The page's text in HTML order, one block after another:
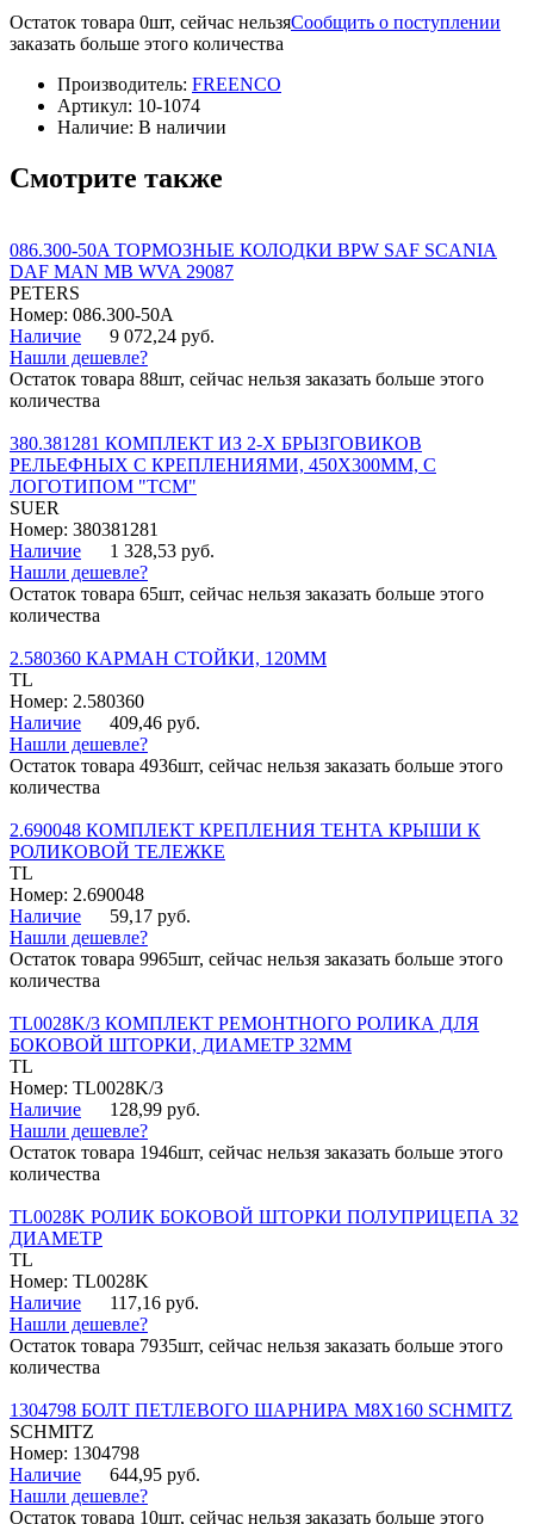
Сообщить о поступлении
Остаток товара 0шт, сейчас нельзя
заказать больше этого количества
Производитель: FREENCO
Артикул: 10-1074
Наличие: В наличии
Смотрите также
086.300-50A ТОРМОЗНЫЕ КОЛОДКИ BPW SAF SCANIA
DAF MAN MB WVA 29087
PETERS
Номер: 086.300-50A
Наличие
9 072,24 руб.
Нашли дешевле?
Остаток товара 88шт, сейчас нельзя заказать больше этого
количества
380.381281 КОМПЛЕКТ ИЗ 2-Х БРЫЗГОВИКОВ
РЕЛЬЕФНЫХ С КРЕПЛЕНИЯМИ, 450Х300ММ, С
ЛОГОТИПОМ "ТСМ"
SUER
Номер: 380381281
Наличие
1 328,53 руб.
Нашли дешевле?
Остаток товара 65шт, сейчас нельзя заказать больше этого
количества
2.580360 КАРМАН СТОЙКИ, 120ММ
TL
Номер: 2.580360
Наличие
409,46 руб.
Нашли дешевле?
Остаток товара 4936шт, сейчас нельзя заказать больше этого
количества
2.690048 КОМПЛЕКТ КРЕПЛЕНИЯ ТЕНТА КРЫШИ К
РОЛИКОВОЙ ТЕЛЕЖКЕ
TL
Номер: 2.690048
Наличие
59,17 руб.
Нашли дешевле?
Остаток товара 9965шт, сейчас нельзя заказать больше этого
количества
TL0028K/3 КОМПЛЕКТ РЕМОНТНОГО РОЛИКА ДЛЯ
БОКОВОЙ ШТОРКИ, ДИАМЕТР 32ММ
TL
Номер: TL0028K/3
Наличие
128,99 руб.
Нашли дешевле?
Остаток товара 1946шт, сейчас нельзя заказать больше этого
количества
TL0028K РОЛИК БОКОВОЙ ШТОРКИ ПОЛУПРИЦЕПА 32
ДИАМЕТР
TL
Номер: TL0028K
Наличие
117,16 руб.
Нашли дешевле?
Остаток товара 7935шт, сейчас нельзя заказать больше этого
количества
1304798 БОЛТ ПЕТЛЕВОГО ШАРНИРА М8Х160 SCHMITZ
SCHMITZ
Номер: 1304798
Наличие
644,95 руб.
Нашли дешевле?
Остаток товара 10шт, сейчас нельзя заказать больше этого